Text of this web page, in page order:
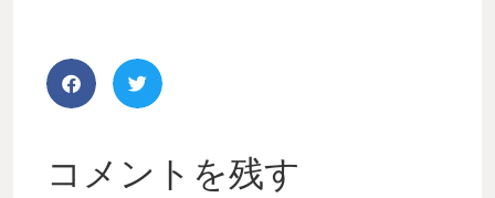
コメントを残す